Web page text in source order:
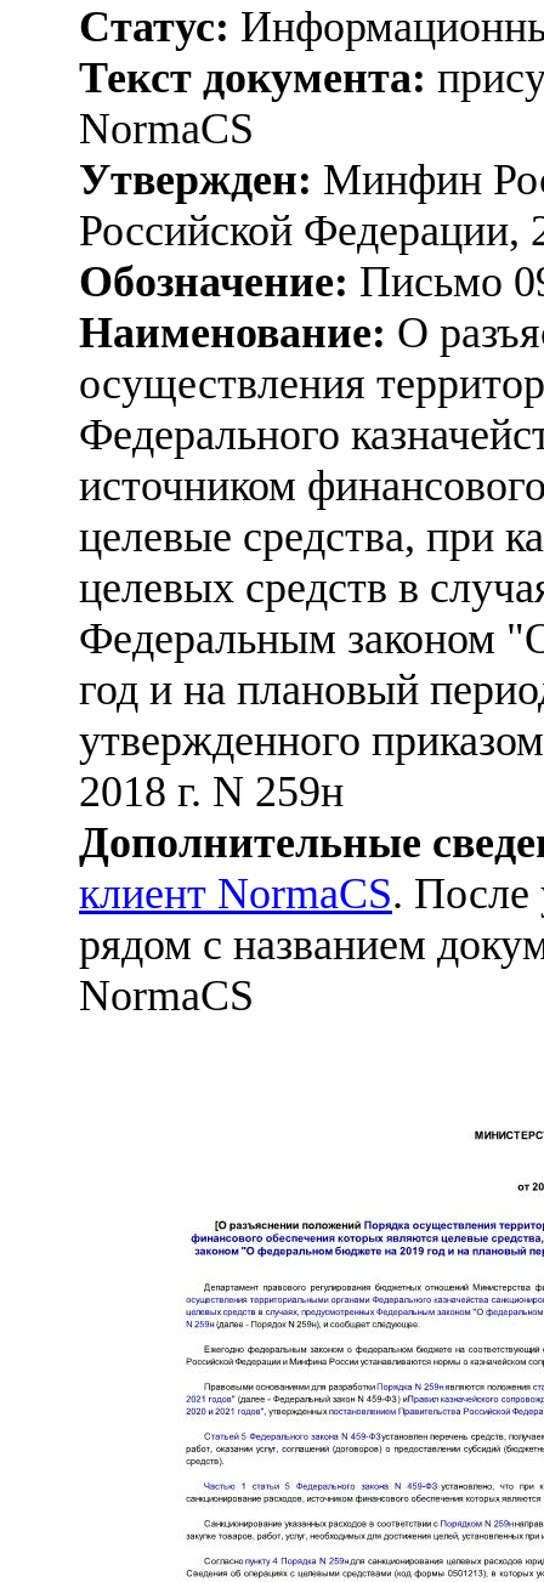
Статус:
Текст документа:
NormaCS
Утвержден: Минфин
Российской Федерации,
Обозначение: Письмо
Наименование: О
осуществления
Федерального
источником
целевые средства, при
целевых средств в
Федеральным законом
год и на плановый
утвержденного
2018 г. N 259н
Дополнительные
клиент NormaCS. После
рядом с названием
NormaCS